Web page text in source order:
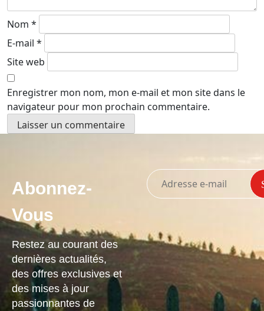
Nom *
E-mail *
Site web
Enregistrer mon nom, mon e-mail et mon site dans le
navigateur pour mon prochain commentaire.
Abonnez-
Vous
Restez au courant des
dernières actualités,
des offres exclusives et
des mises à jour
passionnantes de